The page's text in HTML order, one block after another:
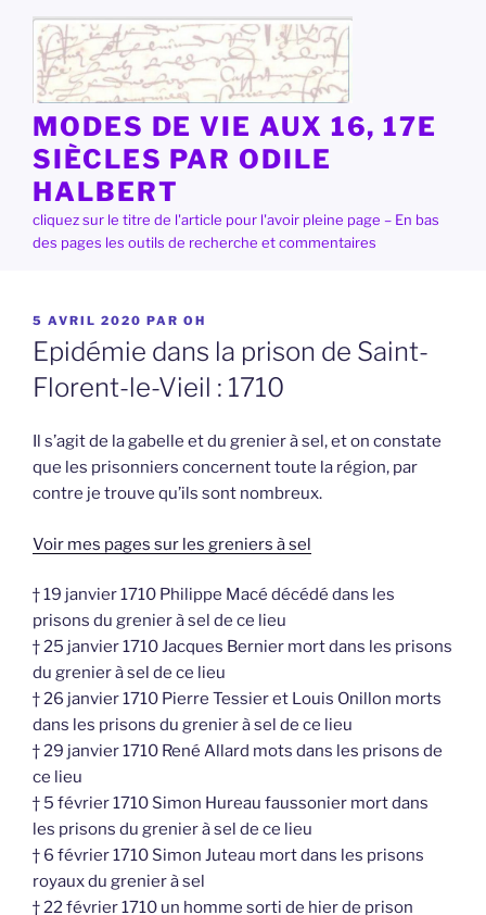
contenu
principal
MODES DE VIE AUX 16, 17E
SIÈCLES PAR ODILE
HALBERT
cliquez sur le titre de l'article pour l'avoir pleine page – En bas
des pages les outils de recherche et commentaires
PUBLIÉ
LE
5 AVRIL 2020 PAR OH
Epidémie dans la prison de Saint-
Florent-le-Vieil : 1710
Il s’agit de la gabelle et du grenier à sel, et on constate
que les prisonniers concernent toute la région, par
contre je trouve qu’ils sont nombreux.
Voir mes pages sur les greniers à sel
† 19 janvier 1710 Philippe Macé décédé dans les
prisons du grenier à sel de ce lieu
† 25 janvier 1710 Jacques Bernier mort dans les prisons
du grenier à sel de ce lieu
† 26 janvier 1710 Pierre Tessier et Louis Onillon morts
dans les prisons du grenier à sel de ce lieu
† 29 janvier 1710 René Allard mots dans les prisons de
ce lieu
† 5 février 1710 Simon Hureau faussonier mort dans
les prisons du grenier à sel de ce lieu
† 6 février 1710 Simon Juteau mort dans les prisons
royaux du grenier à sel
† 22 février 1710 un homme sorti de hier de prison